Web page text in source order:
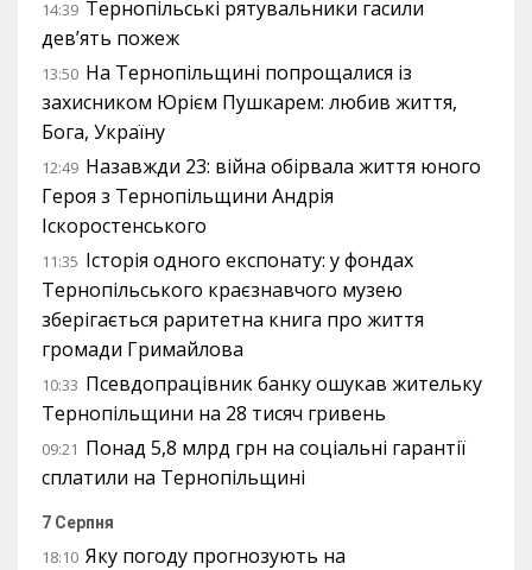
14:39 Тернопільські рятувальники гасили
дев’ять пожеж
13:50 На Тернопільщині попрощалися із
захисником Юрієм Пушкарем: любив життя,
Бога, Україну
12:49 Назавжди 23: війна обірвала життя юного
Героя з Тернопільщини Андрія
Іскоростенського
11:35 Історія одного експонату: у фондах
Тернопільського краєзнавчого музею
зберігається раритетна книга про життя
громади Гримайлова
10:33 Псевдопрацівник банку ошукав жительку
Тернопільщини на 28 тисяч гривень
09:21 Понад 5,8 млрд грн на соціальні гарантії
сплатили на Тернопільщині
7 Серпня
18:10 Яку погоду прогнозують на